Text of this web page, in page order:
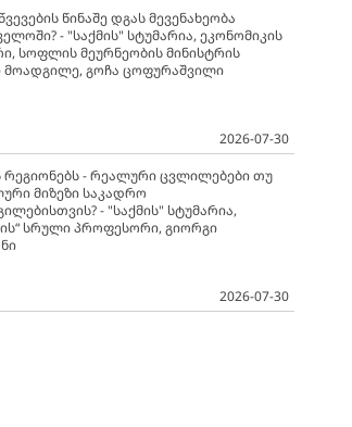
წინაშე დგას მევენახეობა
- "საქმის" სტუმარია, ეკონომიკის
სოფლის მეურნეობის მინისტრის
გოჩა ცოფურაშვილი
2026-07-30
- რეალური ცვლილებები თუ
მიზეზი საკადრო
- "საქმის" სტუმარია,
სრული პროფესორი, გიორგი
2026-07-30